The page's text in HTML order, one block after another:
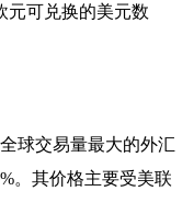
元可兑换的美元数
全球交易量最大的外汇
。其价格主要受美联